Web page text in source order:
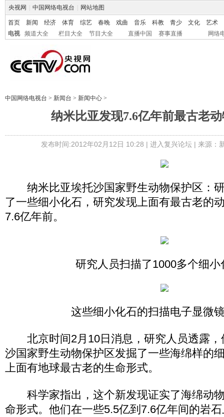
央视网 中国网络电视台 网站地图
首页 新闻 经济 体育 综艺 春晚 戏曲 音乐 科教 青少 文化
艺术
电视
频道大全 栏目大全 节目大全 直播中国 赛事直播 网络
中国网络电视台 > 新闻台 > 新闻中心 >
纳米比亚发现7.6亿年前最古老
发布时间:2012年02月12日 10:28 | 进入复兴论坛| 来源：
纳米比亚埃托沙国家野生动物保护区：
了一些细小化石，研究发现上面有最古老的
7.6亿年前。
研究人员扫描了1000多个细小
这些细小化石的扫描电子显微
北京时间2月10日消息，研究人员透露，
沙国家野生动物保护区发掘了一些海绵样的
上面有地球最古老的生命形式。
科学家指出，这个新发现证实了海绵动
命形式。他们在一些5.5亿到7.6亿年间的岩